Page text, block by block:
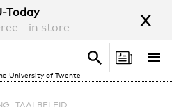
Today
- in store
x
University of Twente
Search
Search
TAALBELEID